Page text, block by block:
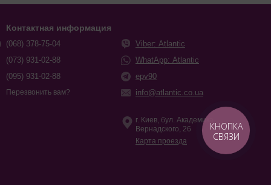
Замените на магниевый или
редукторы давления, комплекты ножек. Прокладки
запчасти того производителя, например,
Контактная информация
(068) 378-75-04
(073) 931-02-88
(095) 931-02-88
Перезвонить вам?
Viber: Atlantic
WhatApp: Atlantic
epv90
info@atlantic.co.ua
г. Киев, бул. Академика
Вернадского, 26
Карта проезда
КНОПКА
СВЯЗИ